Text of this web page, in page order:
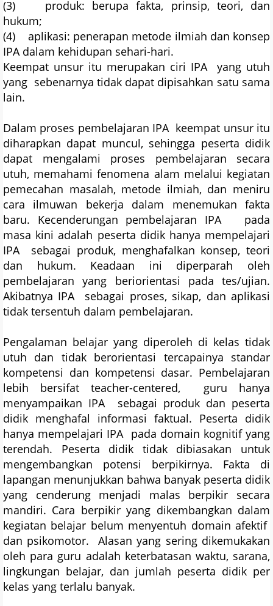
(3) produk: berupa fakta, prinsip, teori, dan
hukum;
(4) aplikasi: penerapan metode ilmiah dan konsep
IPA dalam kehidupan sehari-hari.
Keempat unsur itu merupakan ciri IPA yang utuh
yang sebenarnya tidak dapat dipisahkan satu sama
lain.
Dalam proses pembelajaran IPA keempat unsur itu
diharapkan dapat muncul, sehingga peserta didik
dapat mengalami proses pembelajaran secara
utuh, memahami fenomena alam melalui kegiatan
pemecahan masalah, metode ilmiah, dan meniru
cara ilmuwan bekerja dalam menemukan fakta
baru. Kecenderungan pembelajaran IPA pada
masa kini adalah peserta didik hanya mempelajari
IPA sebagai produk, menghafalkan konsep, teori
dan hukum. Keadaan ini diperparah oleh
pembelajaran yang beriorientasi pada tes/ujian.
Akibatnya IPA sebagai proses, sikap, dan aplikasi
tidak tersentuh dalam pembelajaran.
Pengalaman belajar yang diperoleh di kelas tidak
utuh dan tidak berorientasi tercapainya standar
kompetensi dan kompetensi dasar. Pembelajaran
lebih bersifat teacher-centered, guru hanya
menyampaikan IPA sebagai produk dan peserta
didik menghafal informasi faktual. Peserta didik
hanya mempelajari IPA pada domain kognitif yang
terendah. Peserta didik tidak dibiasakan untuk
mengembangkan potensi berpikirnya. Fakta di
lapangan menunjukkan bahwa banyak peserta didik
yang cenderung menjadi malas berpikir secara
mandiri. Cara berpikir yang dikembangkan dalam
kegiatan belajar belum menyentuh domain afektif
dan psikomotor. Alasan yang sering dikemukakan
oleh para guru adalah keterbatasan waktu, sarana,
lingkungan belajar, dan jumlah peserta didik per
kelas yang terlalu banyak.